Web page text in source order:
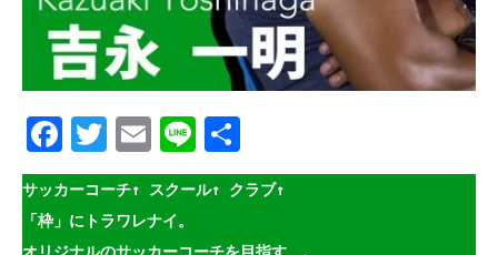
Facebook
Twitter
Email
Line
有
サッカーコーチ↑ スクール↑ クラブ↑
「枠」にトラワレナイ。
オリジナルのサッカーコーチを目指す＿。